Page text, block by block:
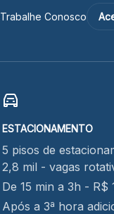
Trabalhe Conosco
ESTACIONAMENTO
5 pisos de
2,8 mil - vagas
De 15 min a 3h - R$
Após a 3ª hora